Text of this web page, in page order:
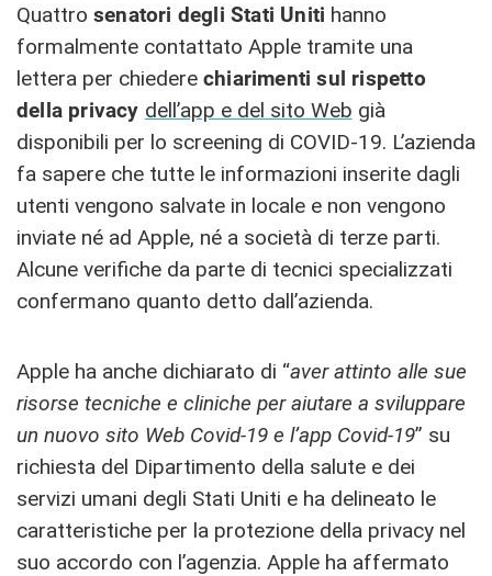
Quattro senatori degli Stati Uniti hanno
formalmente contattato Apple tramite una
lettera per chiedere chiarimenti sul rispetto
della privacy dell’app e del sito Web già
disponibili per lo screening di COVID-19. L’azienda
fa sapere che tutte le informazioni inserite dagli
utenti vengono salvate in locale e non vengono
inviate né ad Apple, né a società di terze parti.
Alcune verifiche da parte di tecnici specializzati
confermano quanto detto dall’azienda.
Apple ha anche dichiarato di “aver attinto alle sue
risorse tecniche e cliniche per aiutare a sviluppare
un nuovo sito Web Covid-19 e l’app Covid-19” su
richiesta del Dipartimento della salute e dei
servizi umani degli Stati Uniti e ha delineato le
caratteristiche per la protezione della privacy nel
suo accordo con l’agenzia. Apple ha affermato